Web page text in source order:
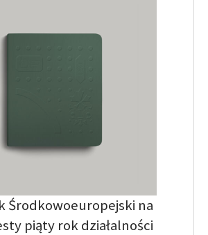
Środkowoeuropejski na
piąty rok działalności